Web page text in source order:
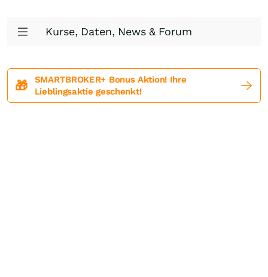
Kurse, Daten, News & Forum
🎁
SMARTBROKER+ Bonus Aktion! Ihre
Lieblingsaktie geschenkt!